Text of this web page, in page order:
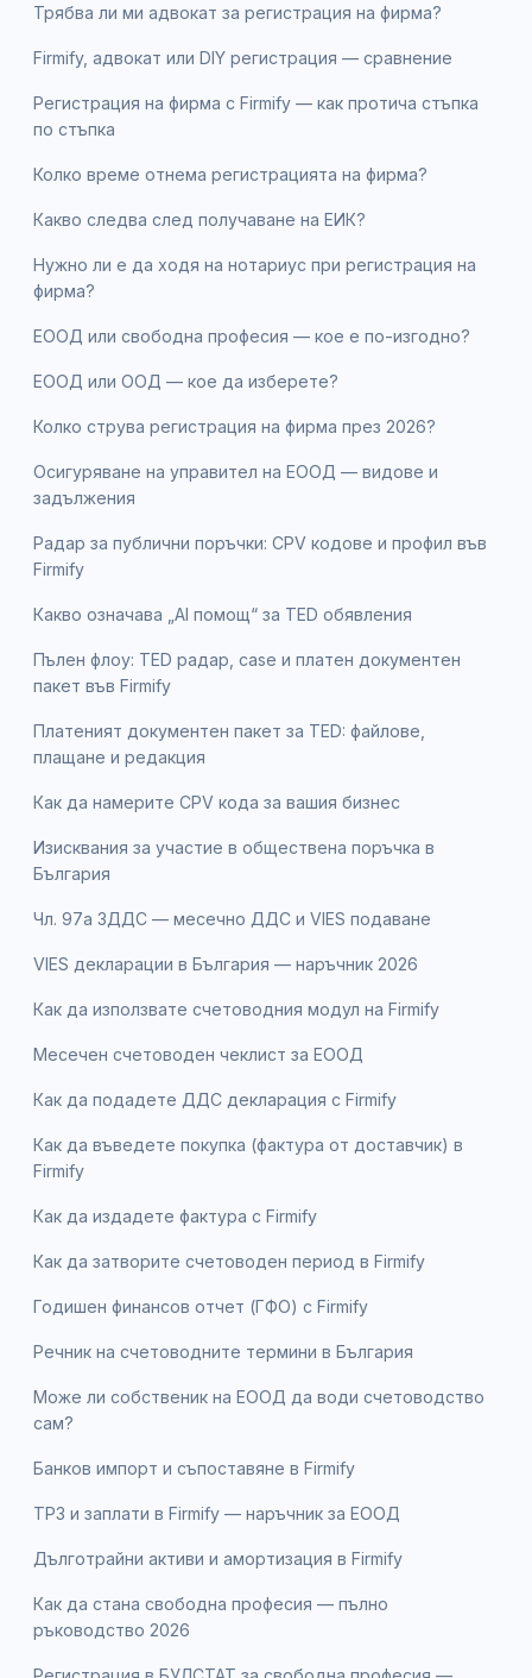
Трябва ли ми адвокат за регистрация на фирма?
Firmify, адвокат или DIY регистрация — сравнение
Регистрация на фирма с Firmify — как протича стъпка
по стъпка
Колко време отнема регистрацията на фирма?
Какво следва след получаване на ЕИК?
Нужно ли е да ходя на нотариус при регистрация на
фирма?
ЕООД или свободна професия — кое е по-изгодно?
ЕООД или ООД — кое да изберете?
Колко струва регистрация на фирма през 2026?
Осигуряване на управител на ЕООД — видове и
задължения
Радар за публични поръчки: CPV кодове и профил във
Firmify
Какво означава „AI помощ“ за TED обявления
Пълен флоу: TED радар, case и платен документен
пакет във Firmify
Платеният документен пакет за TED: файлове,
плащане и редакция
Как да намерите CPV кода за вашия бизнес
Изисквания за участие в обществена поръчка в
България
Чл. 97а ЗДДС — месечно ДДС и VIES подаване
VIES декларации в България — наръчник 2026
Как да използвате счетоводния модул на Firmify
Месечен счетоводен чеклист за ЕООД
Как да подадете ДДС декларация с Firmify
Как да въведете покупка (фактура от доставчик) в
Firmify
Как да издадете фактура с Firmify
Как да затворите счетоводен период в Firmify
Годишен финансов отчет (ГФО) с Firmify
Речник на счетоводните термини в България
Може ли собственик на ЕООД да води счетоводство
сам?
Банков импорт и съпоставяне в Firmify
ТРЗ и заплати в Firmify — наръчник за ЕООД
Дълготрайни активи и амортизация в Firmify
Как да стана свободна професия — пълно
ръководство 2026